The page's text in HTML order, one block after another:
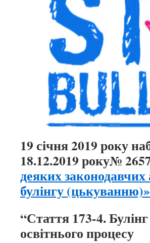
19 січня 2019 року
18.12.2019 року№
деяких законодавчих
булінгу
“Стаття 173-4.
освітнього процесу